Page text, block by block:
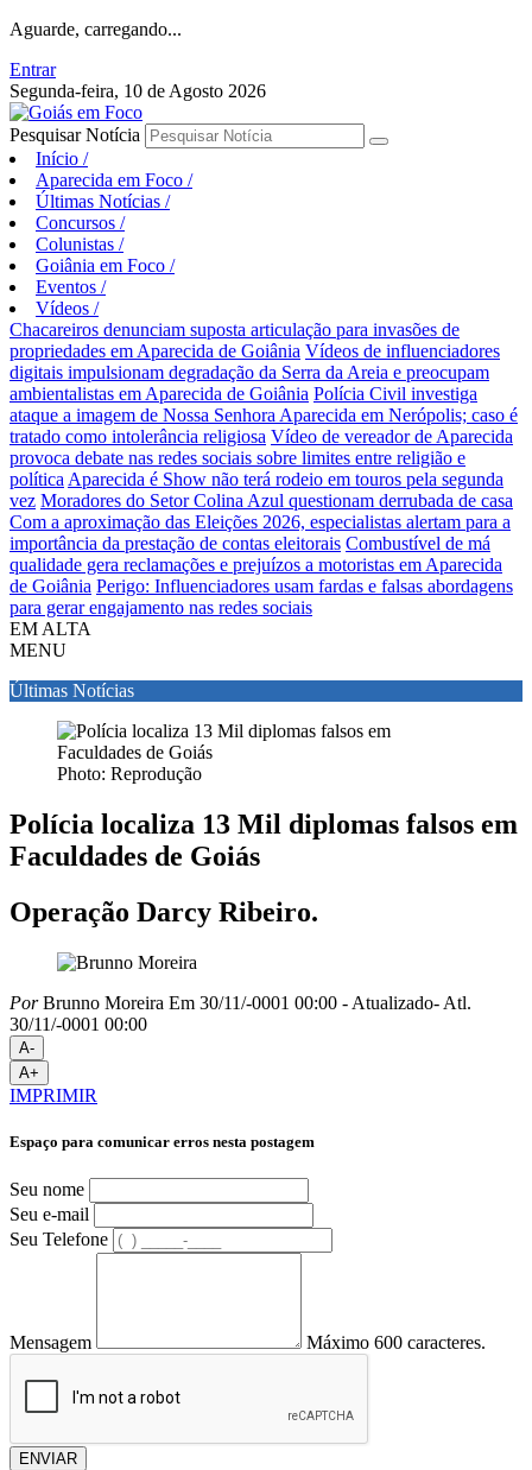
Aguarde, carregando...
Entrar
Segunda-feira, 10 de Agosto 2026
Pesquisar Notícia
Início /
Aparecida em Foco /
Últimas Notícias /
Concursos /
Colunistas /
Goiânia em Foco /
Eventos /
Vídeos /
Chacareiros denunciam suposta articulação para invasões de
propriedades em Aparecida de Goiânia Vídeos de influenciadores
digitais impulsionam degradação da Serra da Areia e preocupam
ambientalistas em Aparecida de Goiânia Polícia Civil investiga
ataque a imagem de Nossa Senhora Aparecida em Nerópolis; caso é
tratado como intolerância religiosa Vídeo de vereador de Aparecida
provoca debate nas redes sociais sobre limites entre religião e
política Aparecida é Show não terá rodeio em touros pela segunda
vez Moradores do Setor Colina Azul questionam derrubada de casa
Com a aproximação das Eleições 2026, especialistas alertam para a
importância da prestação de contas eleitorais Combustível de má
qualidade gera reclamações e prejuízos a motoristas em Aparecida
de Goiânia Perigo: Influenciadores usam fardas e falsas abordagens
para gerar engajamento nas redes sociais
EM ALTA
MENU
Últimas Notícias
Photo: Reprodução
Polícia localiza 13 Mil diplomas falsos em
Faculdades de Goiás
Operação Darcy Ribeiro.
PorBrunno Moreira Em 30/11/-0001 00:00 - Atualizado- Atl.
30/11/-0001 00:00
A-
A+
IMPRIMIR
Espaço para comunicar erros nesta postagem
Seu nome
Seu e-mail
Seu Telefone
Mensagem Máximo 600 caracteres.
ENVIAR